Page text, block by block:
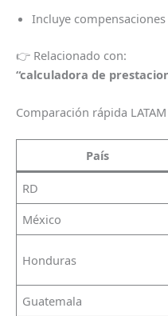
Incluye
👉 Relacionado con:
“calculadora de
Comparación rápida
País
RD
México
Honduras
Guatemala